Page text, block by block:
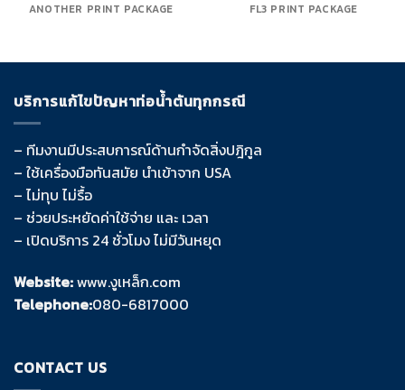
ANOTHER PRINT PACKAGE FL3 PRINT PACKAGE
บริการแก้ไขปัญหาท่อน้ำตันทุกกรณี
– ทีมงานมีประสบการณ์ด้านกำจัดสิ่งปฎิกูล
– ใช้เครื่องมือทันสมัย นำเข้าจาก USA
– ไม่ทุบ ไม่รื้อ
– ช่วยประหยัดค่าใช้จ่าย และ เวลา
– เปิดบริการ 24 ชั่วโมง ไม่มีวันหยุด
Website:www.งูเหล็ก.com
Telephone:080-6817000
CONTACT US